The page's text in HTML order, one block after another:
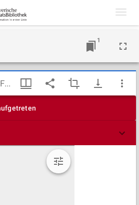
1
TypeError: Failed to fetch